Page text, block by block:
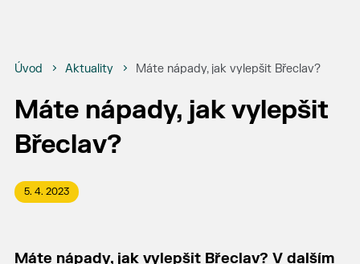
Úvod Aktuality Máte nápady, jak vylepšit Břeclav?
Máte nápady, jak vylepšit
Břeclav?
5. 4. 2023
Máte nápady, jak vylepšit Břeclav? V dalším